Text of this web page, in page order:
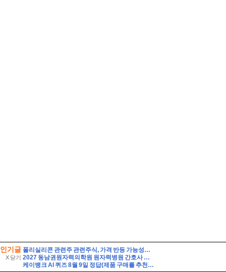
인기글
X 닫기
폴리실리콘 관련주 관련주식, 가격 반등 가능성보다 먼저 봐야 할 숫자
2027 동남권원자력의학원 원자력병원 간호사 자소서 면접] 동남권원자력의학원 원자력병원 자소서 기반 면접 30문항과 모범답변, 임상 현장 및 면접 대비 필수 핵심용어 30선 - p
케이뱅크 AI 퀴즈 8월 9일 정답(제품 구매를 추천하는 대신, 제품의 단점까지 솔직하게 리뷰하여 과소비를 경계하는 인플루언서 유형은?)